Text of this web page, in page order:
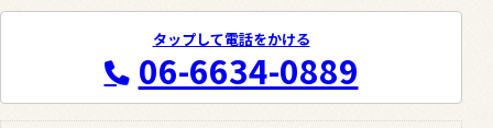
タップして電話をかける
06-6634-0889